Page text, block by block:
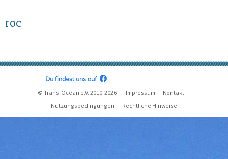
roc
© Trans-Ocean e.V. 2010-2026 Impressum
Kontakt
Nutzungsbedingungen
Rechtliche Hinweise